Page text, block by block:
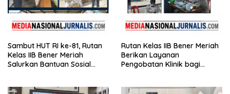
Sambut HUT RI ke-81, Rutan
Kelas IIB Bener Meriah
Salurkan Bantuan Sosial
Rutan Kelas IIB Bener Meriah
Berikan Layanan
Pengobatan Klinik bagi